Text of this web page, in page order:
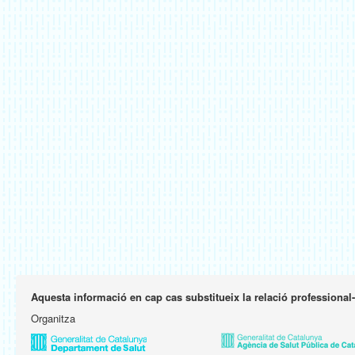
Aquesta informació en cap cas substitueix la relació
Organitza